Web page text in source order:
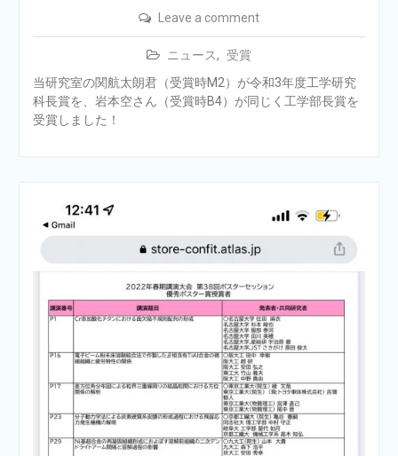
Leave a comment
ニュース,
受賞
当研究室の関航太朗君（受賞時M2）が令和3年度工学研究
科長賞を、岩本空さん（受賞時B4）が同じく工学部長賞を
受賞しました！